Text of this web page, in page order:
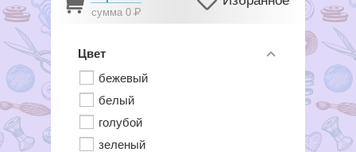
сумма 0Р
Цвет
бежевый
белый
голубой
зеленый